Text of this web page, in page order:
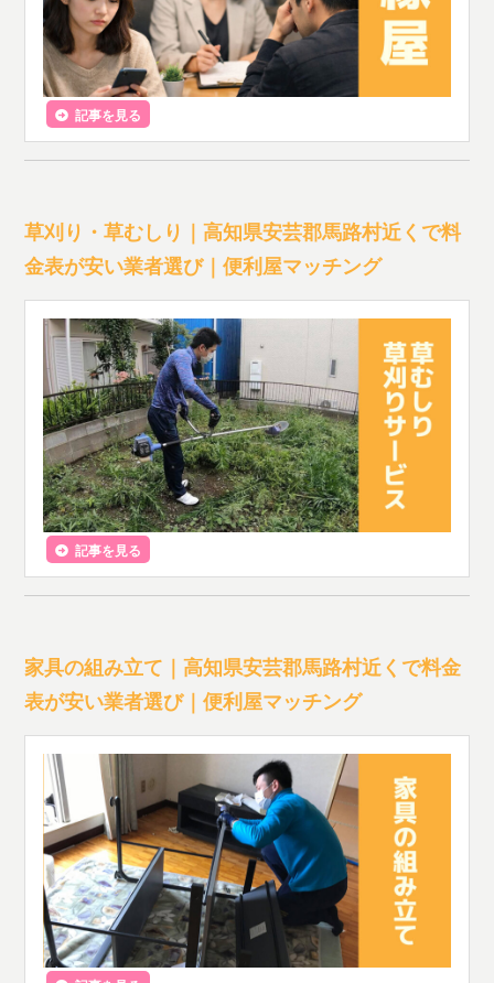
記事を見る
草刈り・草むしり｜高知県安芸郡馬路村近くで料
金表が安い業者選び｜便利屋マッチング
記事を見る
家具の組み立て｜高知県安芸郡馬路村近くで料金
表が安い業者選び｜便利屋マッチング